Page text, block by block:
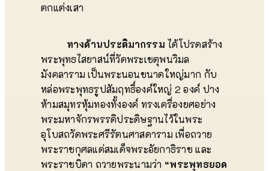
ตกแต่งเสา
ทางด้านประติมากรรม ได้โปรดสร้าง
พระพุทธไสยาสน์ที่วัดพระเชตุพนวิมล
มังคลาราม เป็นพระนอนขนาดใหญ่มาก กับ
หล่อพระพุทธรูปสัมฤทธิ์องค์ใหญ่ 2 องค์ ปาง
ห้ามสมุทรหุ้มทองทั้งองค์ ทรงเครื่องยศอย่าง
พระมหาจักรพรรดิประดิษฐานไว้ในพระ
อุโบสถวัดพระศรีรัตนศาสดาราม เพื่อถวาย
พระราชกุศลแด่สมเด็จพระอัยกาธิราช และ
พระราชบิดา ถวายพระนามว่า “พระพุทธยอด